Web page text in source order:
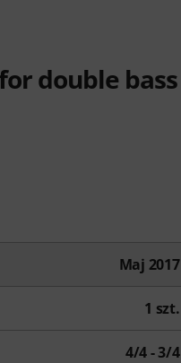
double bass
Maj 2017
1 szt.
4/4 - 3/4